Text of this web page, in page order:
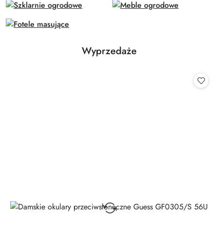
Pomiń karuzelę produktów
Produkty
Wyprzedaże